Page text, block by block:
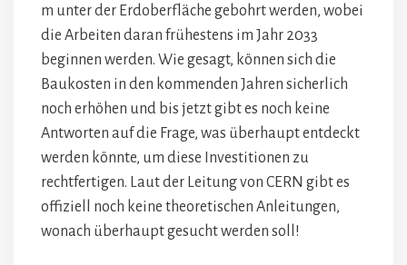
m unter der Erdoberfläche gebohrt werden, wobei
die Arbeiten daran frühestens im Jahr 2033
beginnen werden. Wie gesagt, können sich die
Baukosten in den kommenden Jahren sicherlich
noch erhöhen und bis jetzt gibt es noch keine
Antworten auf die Frage, was überhaupt entdeckt
werden könnte, um diese Investitionen zu
rechtfertigen. Laut der Leitung von CERN gibt es
offiziell noch keine theoretischen Anleitungen,
wonach überhaupt gesucht werden soll!